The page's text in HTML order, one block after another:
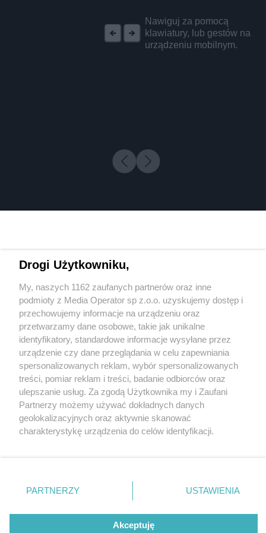
Nawiguj za pomocą
klawiatury, lub gestów na
urządzeniu mobilnym.
2 / 0
Wydawca mediów lokalnych
Nie zapomnij
zapoznać się z:
polityką prywatności
Twojemiasto
Piekary Śląskie
Chorzów
Tarnowskie Góry
Gliwice
Skontakuj sięz nami
Kontakt
Redakcja
Newsletter
Drogi Użytkowniku,
My, naszych 1162 zaufanych partnerów oraz inne
podmioty z Media Operator sp z.o.o. uzyskujemy dostęp i
przechowujemy informacje na urządzeniu oraz
przetwarzamy dane osobowe, takie jak unikalne
identyfikatory, standardowe informacje wysyłane przez
urządzenie czy dane przeglądania w celu zapewniania
spersonalizowanych reklam, wybór spersonalizowanych
treści, pomiar reklam i treści, badanie odbiorców oraz
ulepszanie usług. Za zgodą Użytkownika my i Zaufani
Partnerzy możemy używać dokładnych danych
geolokalizacyjnych oraz aktywnie skanować
charakterystykę urządzenia do celów identyfikacji.
zmienić/wycofać klikając przycisk ustawień prywatności
znajdujący się w lewym dolnym rogu strony
rodzaje przetwarzania danych nie wymagają zgody
użytkownika, ale masz prawo sprzeciwić się takiemu
PARTNERZY USTAWIENIA
Akceptuję